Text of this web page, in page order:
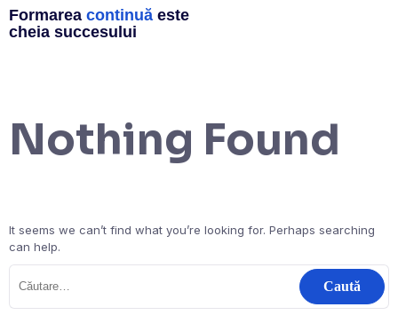
Formarea continuă este
cheia succesului
Nothing Found
It seems we can’t find what you’re looking for. Perhaps searching
can help.